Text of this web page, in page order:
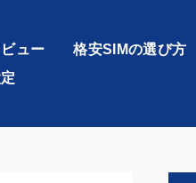
ュー 格安SIMの選び方